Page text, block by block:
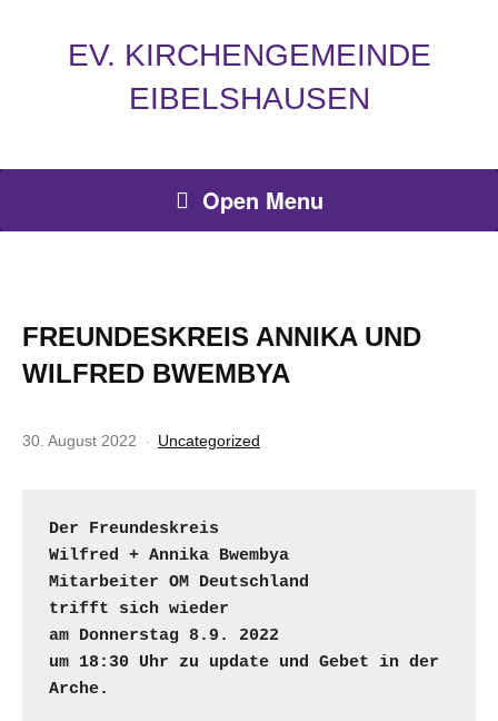
EV. KIRCHENGEMEINDE
EIBELSHAUSEN
Open Menu
FREUNDESKREIS ANNIKA UND
WILFRED BWEMBYA
30. August 2022 Uncategorized
Der Freundeskreis
Wilfred + Annika Bwembya
Mitarbeiter OM Deutschland
trifft sich wieder
am Donnerstag 8.9. 2022
um 18:30 Uhr zu update und Gebet in der